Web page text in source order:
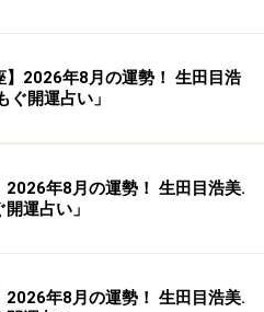
座（5月21日～6月21
も……。小さくても夢を持つこ
】2026年8月の運勢！ 生田目浩
ぐ開運占い」
2026年8月の運勢！ 生田目浩美.
運占い」
2026年8月の運勢！ 生田目浩美.